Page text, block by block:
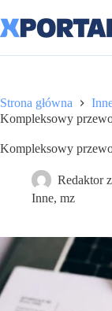
do
treści
Strona główna
Kompleksowy
Kompleksowy
Redaktor
Inne, mz